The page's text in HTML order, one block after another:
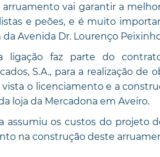
arruamento vai garantir a
e peões, e é muito
da Avenida Dr. Lourenço
ligação faz parte do
S.A., para a realização de
o licenciamento e a
loja da Mercadona em Aveiro.
assumiu os custos do projeto
na construção deste